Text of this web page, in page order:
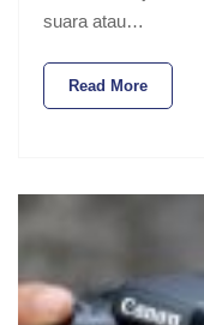
suara atau…
Read More